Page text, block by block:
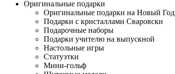
Оригинальные подарки
Оригинальные подарки на Новый Год
Подарки с кристаллами Сваровски
Подарочные наборы
Подарки учителю на выпускной
Настольные игры
Статуэтки
Мини-гольф